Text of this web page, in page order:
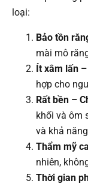
loại:
Bảo tồn
mài mô
Ít xâm lấn
hợp cho
Rất bền –
khối và ôm
và khả
Thẩm mỹ
nhiên,
Thời gian